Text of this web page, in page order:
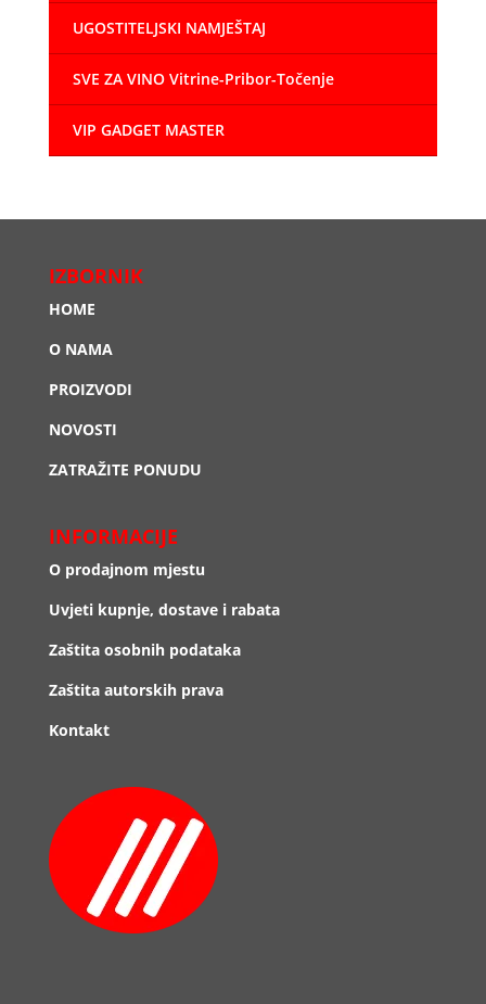
UGOSTITELJSKI NAMJEŠTAJ
SVE ZA VINO Vitrine-Pribor-Točenje
VIP GADGET MASTER
IZBORNIK
HOME
O NAMA
PROIZVODI
NOVOSTI
ZATRAŽITE PONUDU
INFORMACIJE
O prodajnom mjestu
Uvjeti kupnje, dostave i rabata
Zaštita osobnih podataka
Zaštita autorskih prava
Kontakt